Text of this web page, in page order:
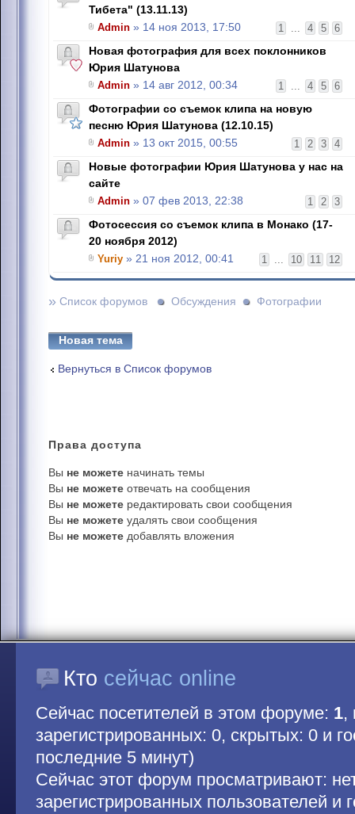
Тибета" (13.11.13)
1 ... 4 5 6
Admin » 14 ноя 2013, 17:50
Новая фотография для всех поклонников
Юрия Шатунова
1 ... 4 5 6
Admin » 14 авг 2012, 00:34
Фотографии со съемок клипа на новую
песню Юрия Шатунова (12.10.15)
1 2 3 4
Admin » 13 окт 2015, 00:55
Новые фотографии Юрия Шатунова у нас на
сайте
1 2 3
Admin » 07 фев 2013, 22:38
Фотосессия со съемок клипа в Монако (17-
20 ноября 2012)
1 ... 10 11 12
Yuriy » 21 ноя 2012, 00:41
» Список форумов Обсуждения Фотографии
Новая тема
Вернуться в Список форумов
Права доступа
Вы не можете начинать темы
Вы не можете отвечать на сообщения
Вы не можете редактировать свои сообщения
Вы не можете удалять свои сообщения
Вы не можете добавлять вложения
Кто сейчас online
Сейчас посетителей в этом форуме: 1,
зарегистрированных: 0, скрытых: 0 и
последние 5 минут)
Сейчас этот форум просматривают:
зарегистрированных пользователей и